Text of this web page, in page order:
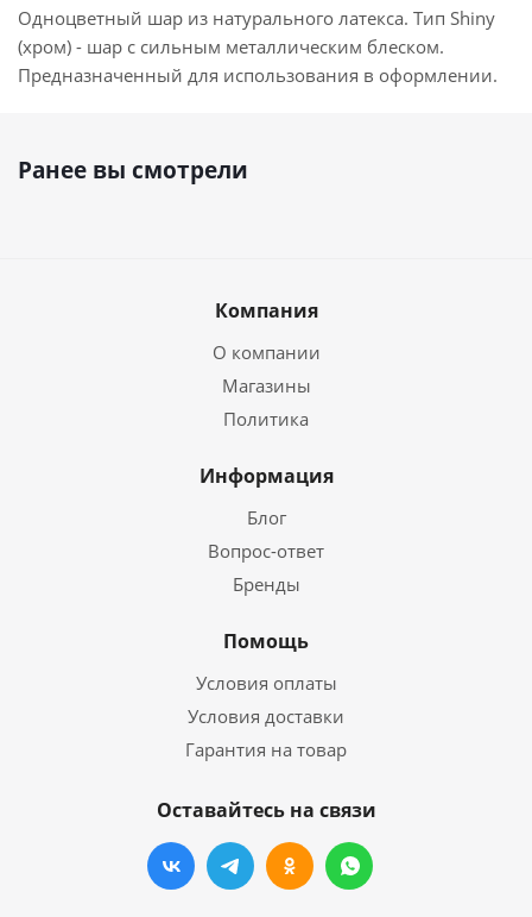
Одноцветный шар из натурального латекса. Тип Shiny
(хром) - шар с сильным металлическим блеском.
Предназначенный для использования в оформлении.
Ранее вы смотрели
Компания
О компании
Магазины
Политика
Информация
Блог
Вопрос-ответ
Бренды
Помощь
Условия оплаты
Условия доставки
Гарантия на товар
Оставайтесь на связи